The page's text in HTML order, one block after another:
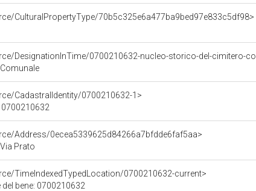
CulturalPropertyType/70b5c325e6a477ba9bed97e833c5df98>
DesignationInTime/0700210632-nucleo-storico-del-cimitero-
CadastralIdentity/0700210632-1>
0700210632
Address/0ecea5339625d84266a7bfdde6faf5aa>
Prato
TimeIndexedTypedLocation/0700210632-current>
bene: 0700210632